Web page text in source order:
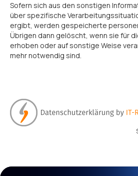
Sofern sich aus den sonstigen
über spezifische
ergibt, werden gespeicherte
Übrigen dann gelöscht, wenn sie für
erhoben oder auf sonstige Weise
mehr notwendig sind.